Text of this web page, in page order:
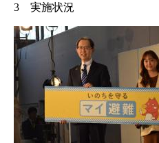
3 実施状況